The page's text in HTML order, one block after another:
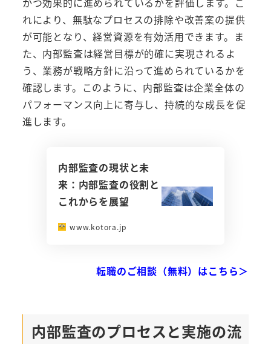
れにより、無駄なプロセスの排除や改善案の提供
が可能となり、経営資源を有効活用できます。ま
た、内部監査は経営目標が的確に実現されるよ
う、業務が戦略方針に沿って進められているかを
確認します。このように、内部監査は企業全体の
パフォーマンス向上に寄与し、持続的な成長を促
進します。
内部監査の現状と未
来：内部監査の役割と
これからを展望
www.kotora.jp
転職のご相談（無料）はこちら＞
内部監査のプロセスと実施の流